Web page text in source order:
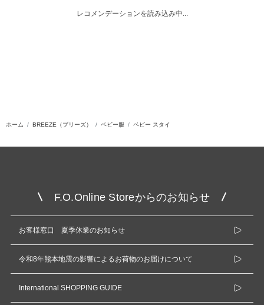
レコメンデーションを読み込み中...
ホーム BREEZE（ブリーズ） ベビー服 ベビー スタイ
F.O.Online Storeからのお知らせ
お客様窓口 夏季休業のお知らせ
令和8年熊本地震の影響によるお荷物のお届けについて
International SHOPPING GUIDE